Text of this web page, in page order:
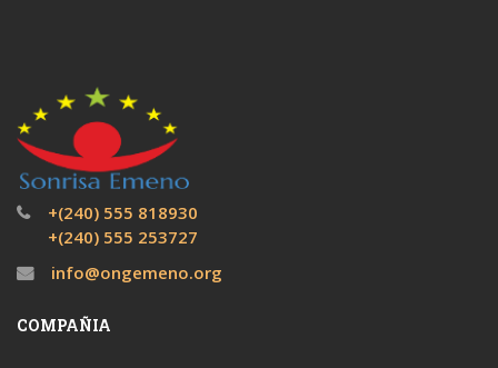
+(240) 555 818930
+(240) 555 253727
info@ongemeno.org
COMPAÑIA